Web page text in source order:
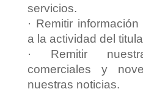
servicios.
· Remitir
a la actividad del
· Remitir
comerciales y
nuestras noticias.